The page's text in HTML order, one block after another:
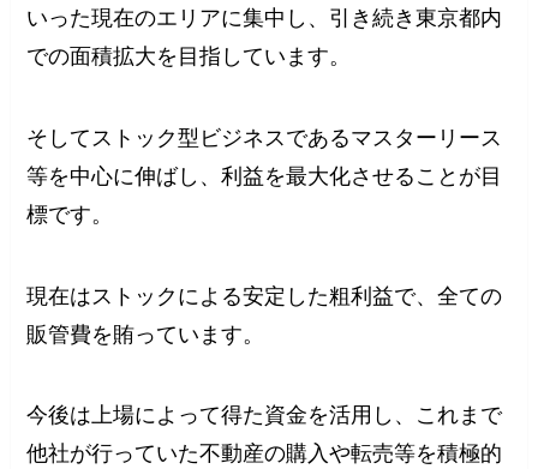
いった現在のエリアに集中し、引き続き東京都内
での面積拡大を目指しています。
そしてストック型ビジネスであるマスターリース
等を中心に伸ばし、利益を最大化させることが目
標です。
現在はストックによる安定した粗利益で、全ての
販管費を賄っています。
今後は上場によって得た資金を活用し、これまで
他社が行っていた不動産の購入や転売等を積極的